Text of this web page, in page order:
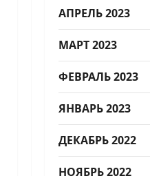
АПРЕЛЬ 2023
МАРТ 2023
ФЕВРАЛЬ 2023
ЯНВАРЬ 2023
ДЕКАБРЬ 2022
НОЯБРЬ 2022